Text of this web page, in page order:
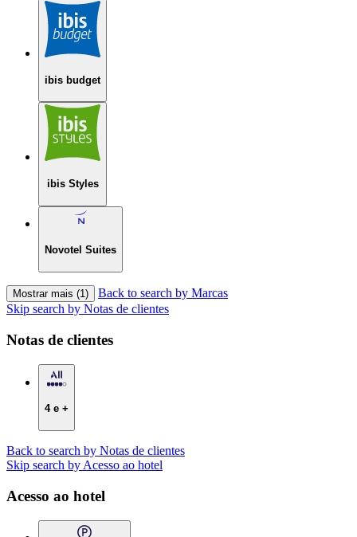
ibis budget
ibis Styles
Novotel Suites
Mostrar mais (1)
Back to search by Marcas
Skip search by Notas de clientes
Notas de clientes
4 e +
Back to search by Notas de clientes
Skip search by Acesso ao hotel
Acesso ao hotel